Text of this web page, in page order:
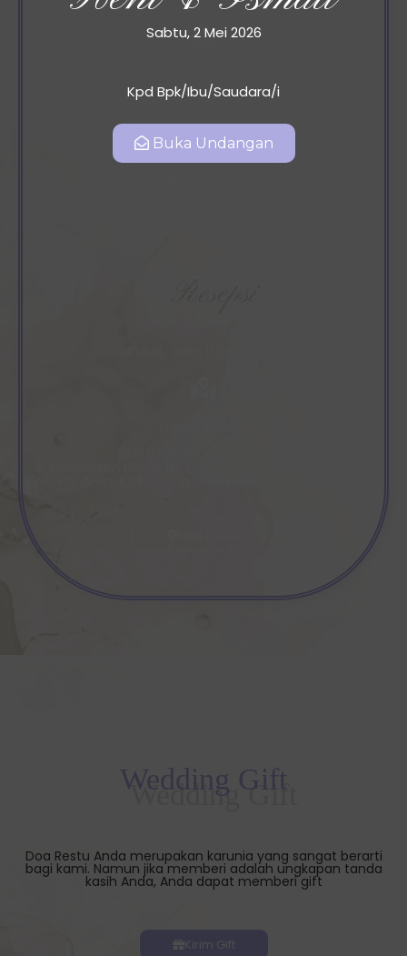
SMP Islam Plus Baitul Maal
Kec. Pd. Aren, Kota Tangerang Selatan, Banten 15222
Wedding Gift
Doa Restu Anda merupakan karunia yang sangat berarti
bagi kami. Namun jika memberi adalah ungkapan tanda
kasih Anda, Anda dapat memberi gift
Kirim Gift
Sabtu, 2 Mei 2026
Kpd Bpk/Ibu/Saudara/i
Buka Undangan